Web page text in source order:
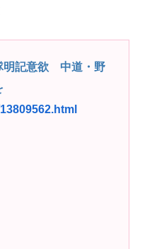
ディングドレス姿のライ
ドカードのポイント詐
た腰の痛みまだ覚えてる
て何？🙄」
するイカを見るとクラ
を官邸に招き、自身の
クをプレゼントw
らな行為内容を毎回聞
明記意欲 中道・野